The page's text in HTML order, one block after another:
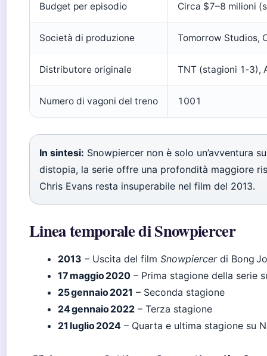
Budget per episodio Circa $7–8 milioni
Società di produzione Tomorrow Studios,
Distributore originale TNT (stagioni 1‑3),
Numero di vagoni del treno 1001
In sintesi: Snowpiercer non è solo un’avventura
distopia, la serie offre una profondità maggiore
Chris Evans resta insuperabile nel film del 2013.
Linea temporale di Snowpiercer
2013 – Uscita del film Snowpiercerdi Bong
17 maggio 2020 – Prima stagione della serie
25 gennaio 2021 – Seconda stagione
24 gennaio 2022 – Terza stagione
21 luglio 2024 – Quarta e ultima stagione su